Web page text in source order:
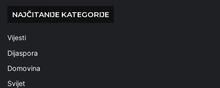
NAJČITANIJE KATEGORIJE
Vijesti
Dijaspora
Domovina
Svijet